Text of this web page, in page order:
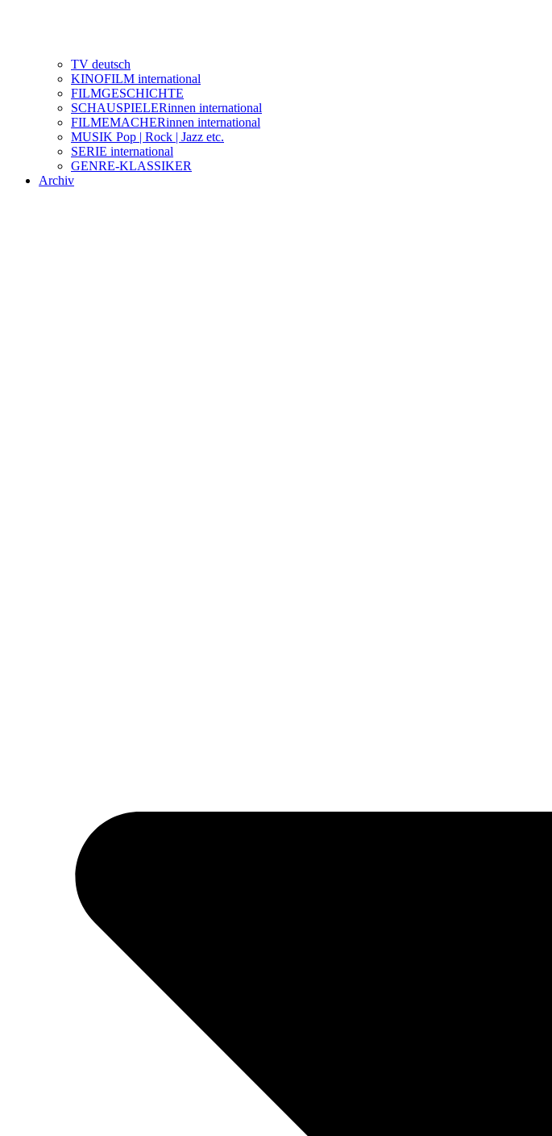
TV deutsch
KINOFILM international
FILMGESCHICHTE
SCHAUSPIELERinnen international
FILMEMACHERinnen international
MUSIK Pop | Rock | Jazz etc.
SERIE international
GENRE-KLASSIKER
Archiv